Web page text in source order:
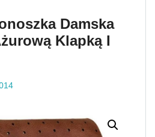
Damska
Klapką I